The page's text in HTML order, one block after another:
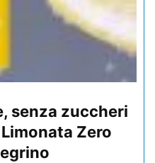
senza zuccheri
Zero